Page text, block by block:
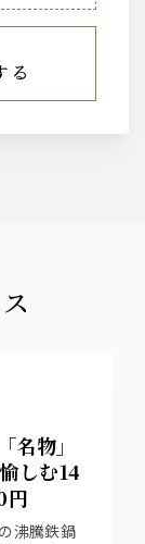
サワー
割
る
物」
しむ14
円
沸騰鉄鍋